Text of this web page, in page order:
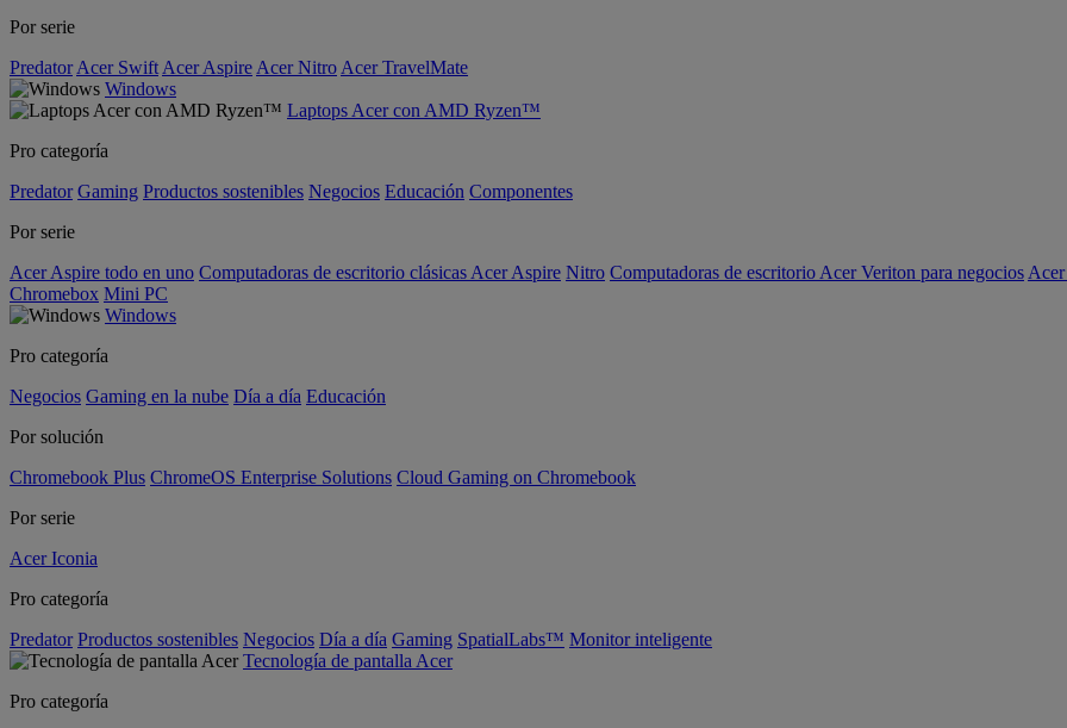
Por serie
Predator Acer Swift Acer Aspire Acer Nitro Acer TravelMate
Windows
Laptops Acer con AMD Ryzen™
Pro categoría
Predator Gaming Productos sostenibles Negocios Educación Componentes
Por serie
Acer Aspire todo en uno Computadoras de escritorio clásicas Acer Aspire Nitro Computadoras de escritorio Acer Veriton para negocios
Chromebox Mini PC
Windows
Pro categoría
Negocios Gaming en la nube Día a día Educación
Por solución
Chromebook Plus ChromeOS Enterprise Solutions Cloud Gaming on Chromebook
Por serie
Acer Iconia
Pro categoría
Predator Productos sostenibles Negocios Día a día Gaming SpatialLabs™ Monitor inteligente
Tecnología de pantalla Acer
Pro categoría